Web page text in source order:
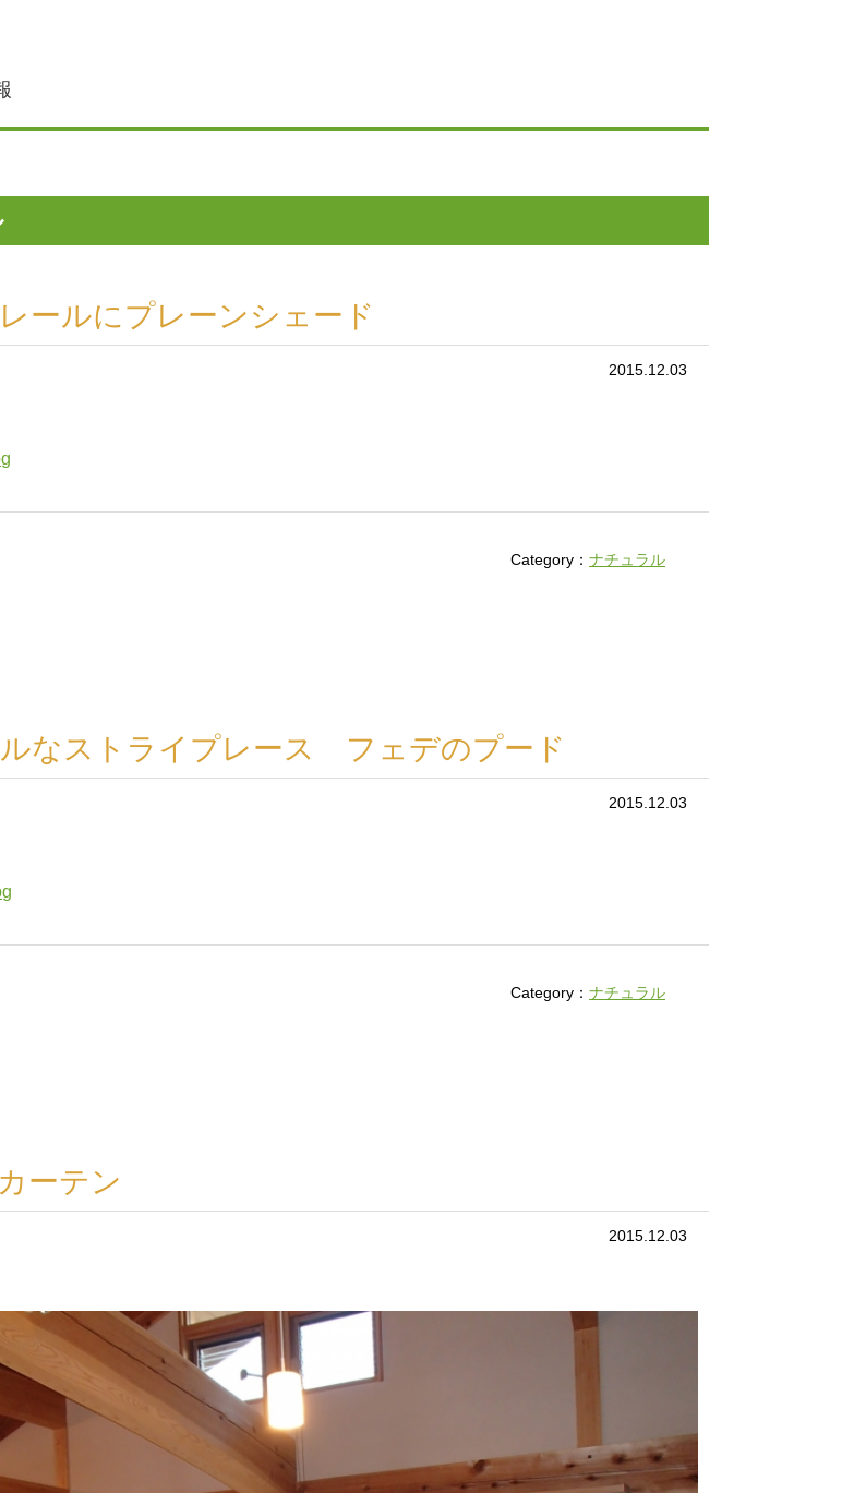
ールにプレーンシェード
2015.12.03
Category： ナチュラル
なストライプレース フェデのプード
2015.12.03
Category： ナチュラル
ーテン
2015.12.03